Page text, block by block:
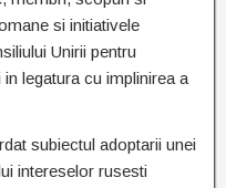
si initiativele
Unirii pentru
legatura cu implinirea a
subiectul adoptarii unei
intereselor rusesti